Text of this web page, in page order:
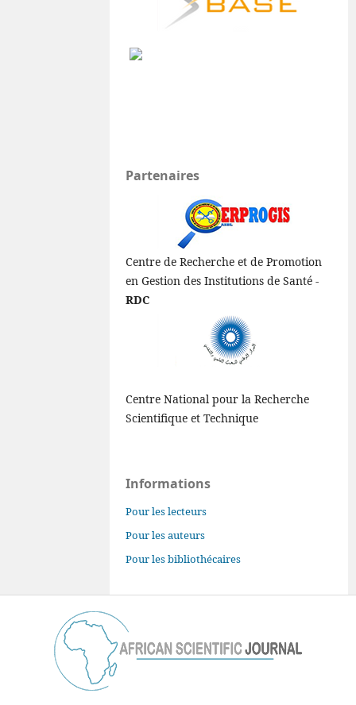
Partenaires
Centre de Recherche et de Promotion
en Gestion des Institutions de Santé -
RDC
Centre National pour la Recherche
Scientifique et Technique
Informations
Pour les lecteurs
Pour les auteurs
Pour les bibliothécaires